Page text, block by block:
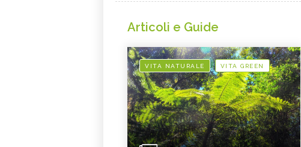
Articoli e Guide
VITA NATURALE VITA GREEN